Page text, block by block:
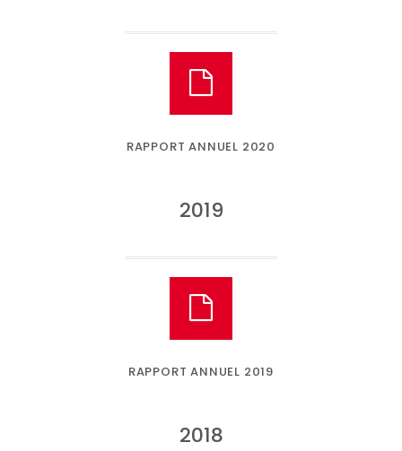
RAPPORT ANNUEL 2020
2019
RAPPORT ANNUEL 2019
2018